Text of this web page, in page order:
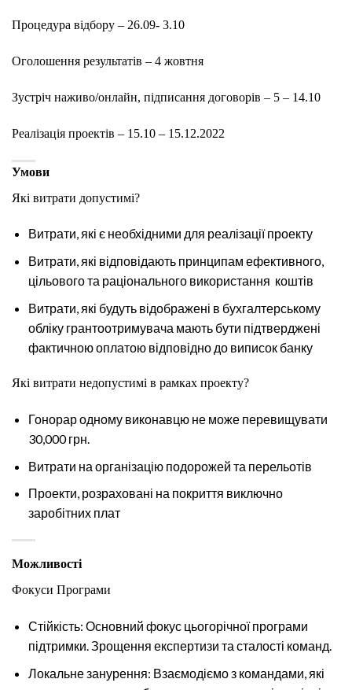
Процедура відбору – 26.09- 3.10
Оголошення результатів – 4 жовтня
Зустріч наживо/онлайн, підписання договорів – 5 – 14.10
Реалізація проектів – 15.10 – 15.12.2022
Умови
Які витрати допустимі?
Витрати, які є необхідними для реалізації проекту
Витрати, які відповідають принципам ефективного,
цільового та раціонального використання коштів
Витрати, які будуть відображені в бухгалтерському
обліку грантоотримувача мають бути підтверджені
фактичною оплатою відповідно до виписок банку
Які витрати недопустимі в рамках проекту?
Гонорар одному виконавцю не може перевищувати
30,000 грн.
Витрати на організацію подорожей та перельотів
Проекти, розраховані на покриття виключно
заробітних плат
Можливості
Фокуси Програми
Стійкість: Основний фокус цьогорічної програми
підтримки. Зрощення експертизи та сталості команд.
Локальне занурення: Взаємодіємо з командами, які